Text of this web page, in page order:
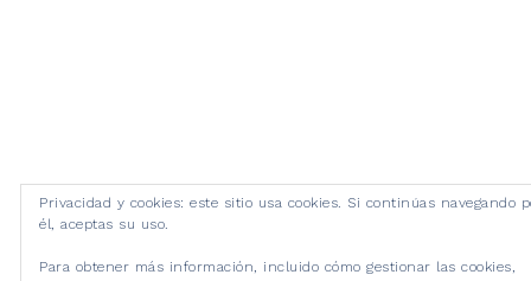
Privacidad y cookies: este sitio usa cookies. Si continúas navegando
él, aceptas su uso.
Para obtener más información, incluido cómo gestionar las cookies,